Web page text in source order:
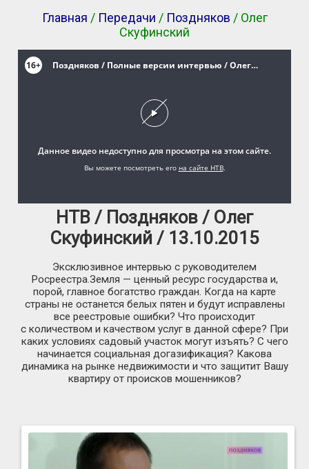
Главная / Передачи / Поздняков / Олег
Скуфинский
НТВ / Поздняков / Олег
Скуфинский / 13.10.2015
Эксклюзивное интервью с руководителем
Росреестра.Земля — ценный ресурс государства и,
порой, главное богатство граждан. Когда на карте
страны не останется белых пятен и будут исправлены
все реестровые ошибки? Что происходит
с количеством и качеством услуг в данной сфере? При
каких условиях садовый участок могут изъять? С чего
начинается социальная догазификация? Какова
динамика на рынке недвижимости и что защитит Вашу
квартиру от происков мошенников?